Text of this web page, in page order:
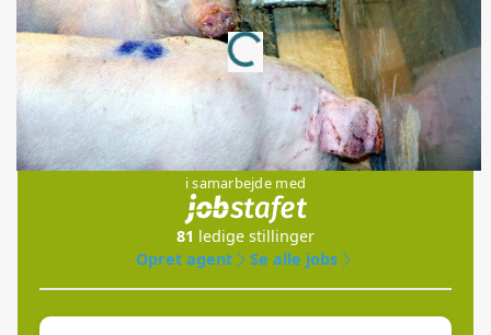
Annonce
Loading...
Jobs
i samarbejde med
81 ledige stillinger
Opret agent
Se alle jobs